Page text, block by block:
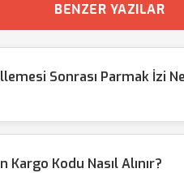
BENZER YAZILAR
Sonrası Parmak İzi
Kodu Nasıl Alınır?